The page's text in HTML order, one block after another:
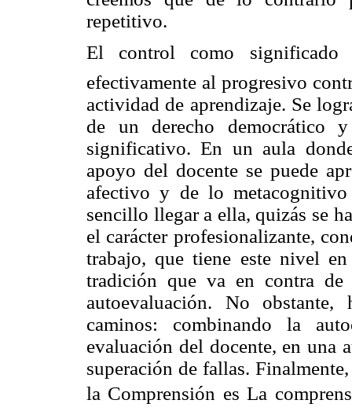
repetitivo.
El control como
efectivamente al progresivo
actividad de aprendizaje. Se
de un derecho democrático
significativo. En un aula
apoyo del docente se puede
afectivo y de lo
sencillo llegar a ella, quizás se
el carácter profesionalizante,
trabajo, que tiene este nivel
tradición que va en contra
autoevaluación. No
caminos: combinando la
evaluación del docente, en una
superación de fallas.
la Comprensión es La